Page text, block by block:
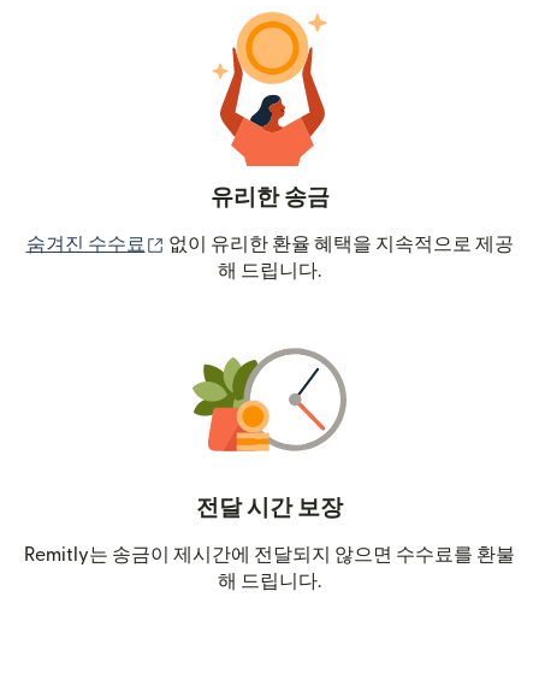
유리한 송금
숨겨진 수수료 (새 창에서 열림)
없이 유리한 환율 혜택을 지속적으로 제공
해 드립니다.
전달 시간 보장
Remitly는 송금이 제시간에 전달되지 않으면 수수료를 환불
해 드립니다.